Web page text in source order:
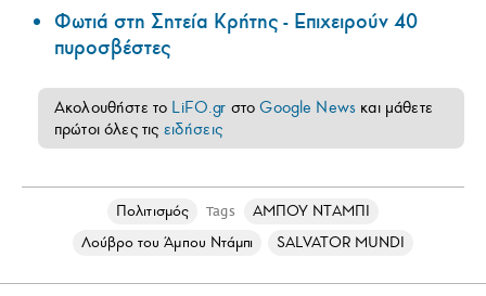
Φωτιά στη Σητεία Κρήτης - Επιχειρούν 40
πυροσβέστες
Ακολουθήστε το LiFO.gr στοGoogle News και μάθετε
πρώτοι όλες τις ειδήσεις
Πολιτισμός Tags
ΑΜΠΟΥ ΝΤΑΜΠΙ
Λούβρο του Άμπου Ντάμπι
SALVATOR MUNDI